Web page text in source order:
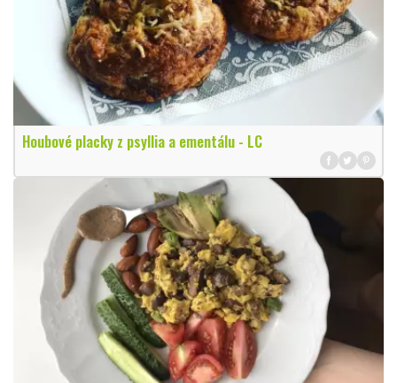
Houbové placky z psyllia a ementálu - LC